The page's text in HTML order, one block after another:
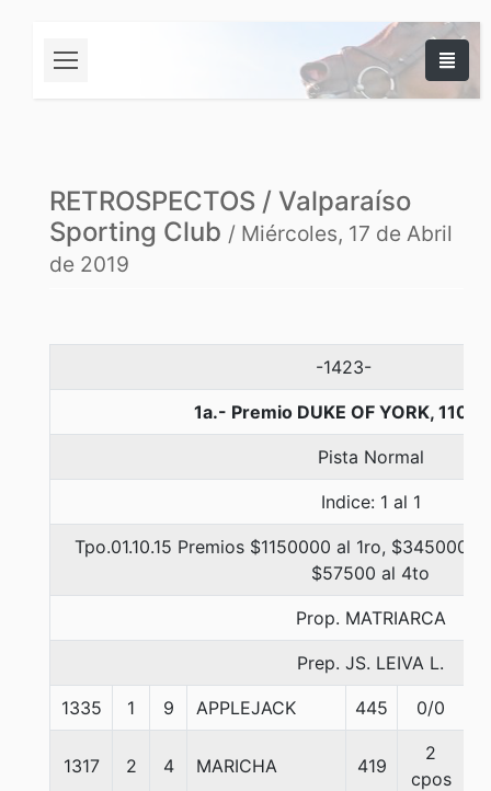
RETROSPECTOS / Valparaíso
Sporting Club / Miércoles, 17 de Abril
de 2019
-1423-
1a.- Premio DUKE OF YORK, 1100
Pista Normal
Indice: 1 al 1
Tpo.01.10.15 Premios $1150000 al 1ro, $345000
$57500 al 4to
Prop. MATRIARCA
Prep. JS. LEIVA L.
1335 1 9 APPLEJACK 445 0/0
1317 2 4 MARICHA 419
2
cpos